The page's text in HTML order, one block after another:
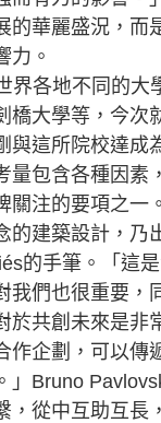
的華麗盛況，而
力。
界各地不同的大
橋大學等，今次
與這所院校達成
量包含各種因素
關注的要項之一
的建築設計，乃
的手筆。「這
我們也很重要，
於共創未來是非
作企劃，可以傳
」Bruno
，從中互助互長